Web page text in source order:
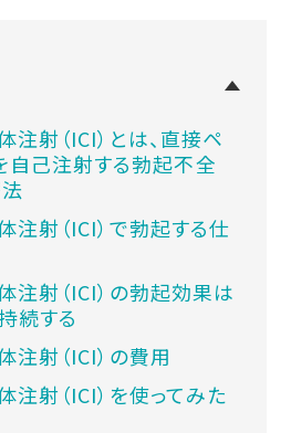
射（ICI）とは、直接ペ
自己注射する勃起不全
注射（ICI）で勃起する仕
注射（ICI）の勃起効果は
続する
注射（ICI）の費用
射（ICI）を使ってみた